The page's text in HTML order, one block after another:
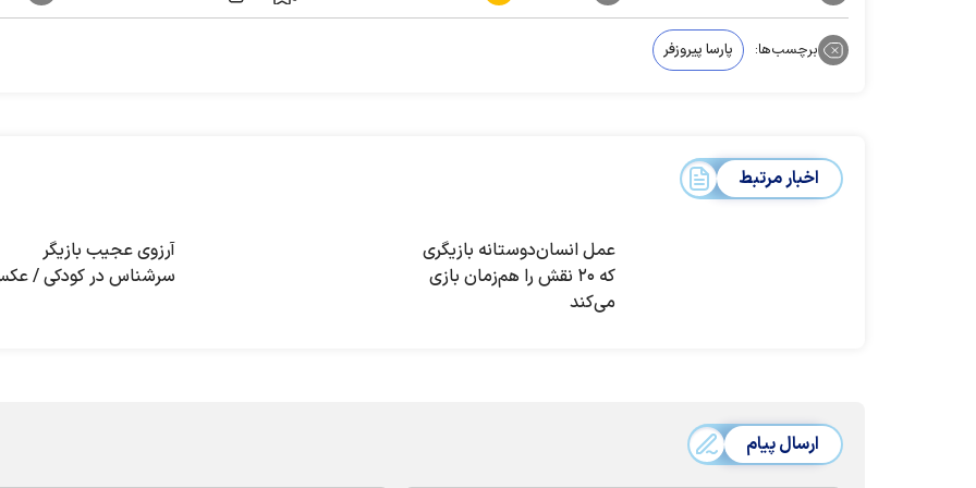
برچسب‌ها: پارسا پیروزفر
اخبار مرتبط
عمل انسان‌دوستانه بازیگری
که ۲۰ نقش را هم‌زمان بازی
می‌کند
آرزوی عجیب بازیگر
سرشناس در کودکی /
ارسال پیام